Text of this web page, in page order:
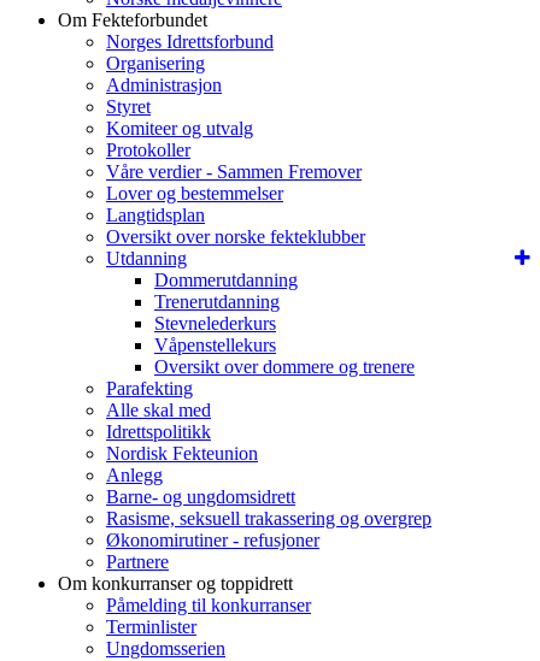
Om Fekteforbundet
Norges Idrettsforbund
Organisering
Administrasjon
Styret
Komiteer og utvalg
Protokoller
Våre verdier - Sammen Fremover
Lover og bestemmelser
Langtidsplan
Oversikt over norske fekteklubber
Utdanning
Dommerutdanning
Trenerutdanning
Stevnelederkurs
Våpenstellekurs
Oversikt over dommere og trenere
Parafekting
Alle skal med
Idrettspolitikk
Nordisk Fekteunion
Anlegg
Barne- og ungdomsidrett
Rasisme, seksuell trakassering og overgrep
Økonomirutiner - refusjoner
Partnere
Om konkurranser og toppidrett
Påmelding til konkurranser
Terminlister
Ungdomsserien